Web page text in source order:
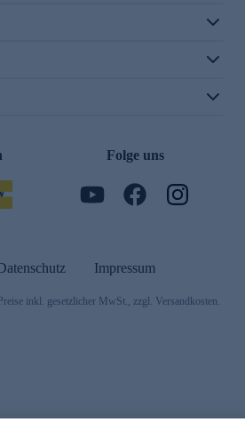
Folge uns
Impressum
inkl. gesetzlicher MwSt., zzgl. Versandkosten.